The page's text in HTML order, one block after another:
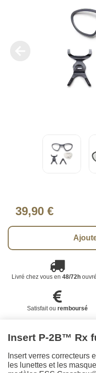
39,90 €
Livré chez vous en 48/72h
Satisfait ou remboursé
Insert P-2B™ Rx
Insert verres correcteurs
les lunettes et les